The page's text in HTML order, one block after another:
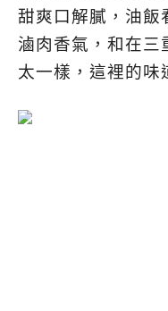
甜爽口解膩，油飯
滷肉香氣，和在三
太一樣，這裡的味